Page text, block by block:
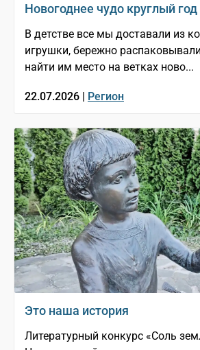
Новогоднее чудо круглый год
В детстве все мы доставали из
игрушки, бережно
найти им место на ветках ново...
22.07.2026 | Регион
Это наша история
Литературный конкурс «Соль